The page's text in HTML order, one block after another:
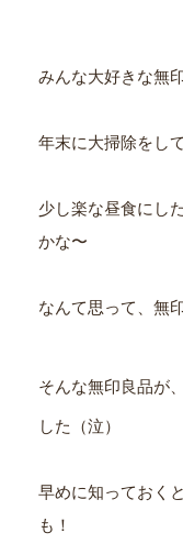
みんな大好きな無
年末に大掃除をし
少し楽な昼食にし
かな〜
なんて思って、無
そんな無印良品が
した（泣）
早めに知っておく
も！